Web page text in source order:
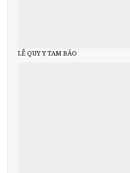
LỄ QUY Y TAM BẢO